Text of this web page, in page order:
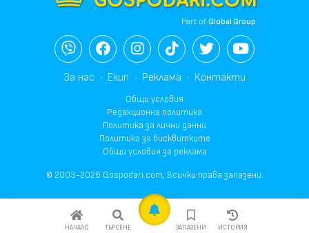
НАЧАЛО ТЪРСЕНЕ ЗАПАЗЕНИ ИСТОРИЯ
Part ofGlobal Group
За нас Екип Реклама Контакти
Общи условия
Редакционна политика
Политика за лични данни
Политика за бисквитките
Общи условия за реклама
© 2003-2026 Gospodari.com, Всички права запазени.